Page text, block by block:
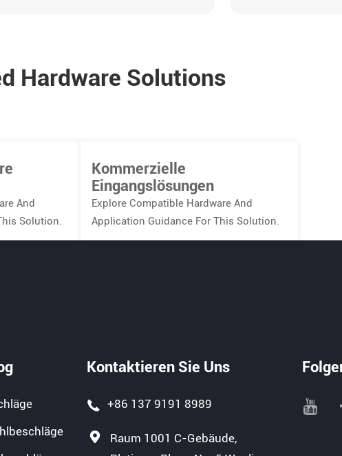
Hardware Solutions
And
Solution.
Kommerzielle
Eingangslösungen
Explore Compatible Hardware And
Application Guidance For This Solution.
Kontaktieren Sie Uns
+86 137 9191 8989
Raum 1001 C-Gebäude,